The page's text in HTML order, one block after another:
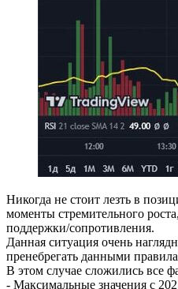
Никогда не стоит лезть в
моменты стремительного
поддержки/сопротивления.
Данная ситуация очень
пренебрегать данными
В этом случае сложились все
- Максимальные значения с